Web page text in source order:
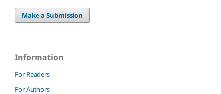
Make a Submission
Information
For Readers
For Authors